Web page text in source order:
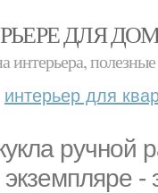
ДЛЯ
интерьера,
интерьер для
ручной